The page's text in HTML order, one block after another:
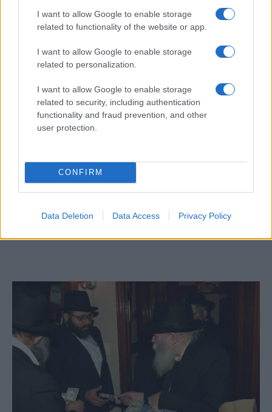
I want to allow Google to enable storage
related to functionality of the website or app.
I want to allow Google to enable storage
related to personalization.
I want to allow Google to enable storage
related to security, including authentication
functionality and fraud prevention, and other
user protection.
CONFIRM
Data Deletion Data Access Privacy Policy
Ámicháj Chikli: Tucker Carlson
Neokohn szerkesztőségének az álláspontját.